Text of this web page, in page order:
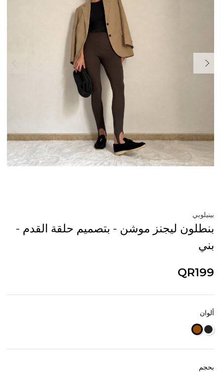
بينيلوبي
بنطلون ليجنز موشن - بتصميم حلقة القدم -
بني
QR199
ألوان
بحجم